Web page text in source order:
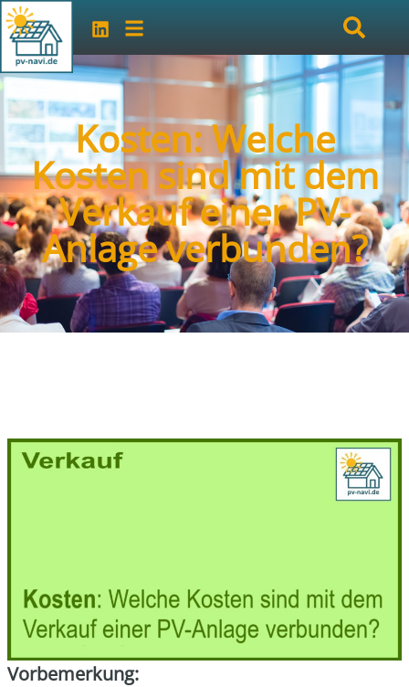
Kosten: Welche
Kosten sind mit dem
Verkauf einer PV-
Anlage verbunden?
Vor­be­mer­kung: